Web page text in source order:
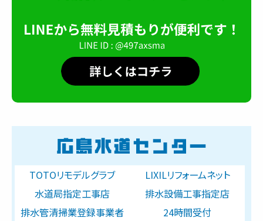
TOTOリモデルグラブ
LIXILリフォームネット
水道局指定工事店
排水設備工事指定店
排水管清掃業登録事業者
24時間受付